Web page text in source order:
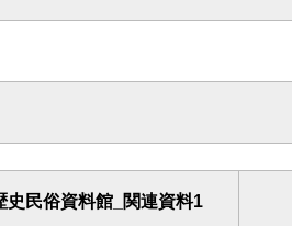
史民俗資料館_関連資料1